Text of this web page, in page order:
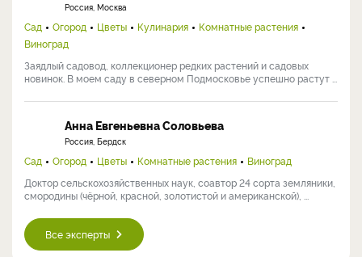
Россия, Москва
Сад Огород Цветы Кулинария
Комнатные растения
Виноград
Заядлый садовод, коллекционер редких растений и садовых
новинок. В моем саду в северном Подмосковье успешно растут ...
Анна Евгеньевна Соловьева
Россия, Бердск
Сад Огород Цветы Комнатные растения
Виноград
Доктор сельскохозяйственных наук, соавтор 24 сорта земляники,
смородины (чёрной, красной, золотистой и американской), ...
Все эксперты